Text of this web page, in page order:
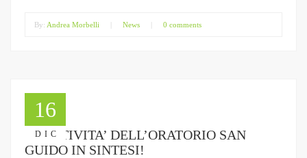
By: Andrea Morbelli News 0 comments
16
DIC
LE ATTIVITA’ DELL’ORATORIO SAN
GUIDO IN SINTESI!